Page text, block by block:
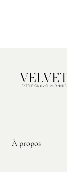
À propos